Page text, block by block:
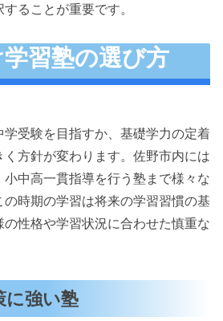
ることが重要です。
習塾の選び方
受験を目指すか、基礎学力の定着
方針が変わります。佐野市内には
中高一貫指導を行う塾まで様々な
時期の学習は将来の学習習慣の基
性格や学習状況に合わせた慎重な
に強い塾